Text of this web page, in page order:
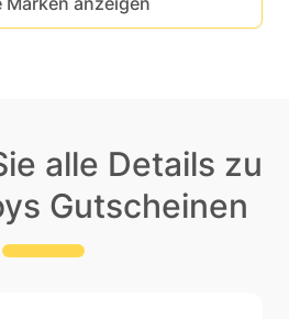
alle Details zu
Gutscheinen